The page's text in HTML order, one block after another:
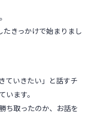
きっかけで始まりまし
ていきたい」と話すチ
ます。
ち取ったのか、お話を